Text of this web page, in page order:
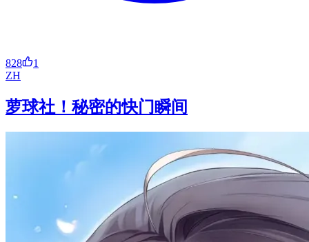
828
1
ZH
萝球社！秘密的快门瞬间